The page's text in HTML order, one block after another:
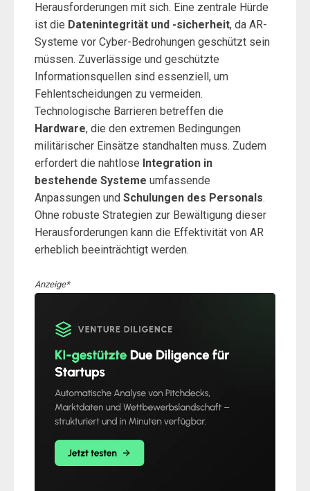
Herausforderungen mit sich. Eine zentrale Hürde
ist die Datenintegrität und -sicherheit, da AR-
Systeme vor Cyber-Bedrohungen geschützt sein
müssen. Zuverlässige und geschützte
Informationsquellen sind essenziell, um
Fehlentscheidungen zu vermeiden.
Technologische Barrieren betreffen die
Hardware, die den extremen Bedingungen
militärischer Einsätze standhalten muss. Zudem
erfordert die nahtlose Integration in
bestehende Systeme umfassende
Anpassungen und Schulungen des Personals.
Ohne robuste Strategien zur Bewältigung dieser
Herausforderungen kann die Effektivität von AR
erheblich beeinträchtigt werden.
Anzeige*